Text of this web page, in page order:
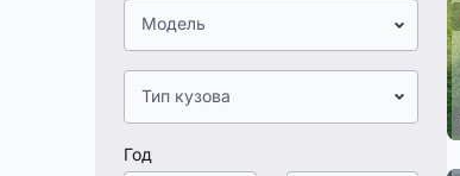
Модель
Тип кузова
Год